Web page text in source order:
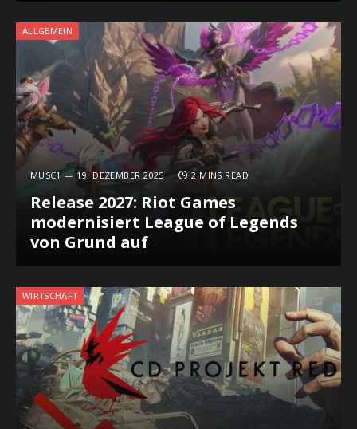
ALLGEMEIN
MUSC1 19. DEZEMBER 2025 2 MINS READ
Release 2027: Riot Games
modernisiert League of Legends
von Grund auf
WIRTSCHAFT